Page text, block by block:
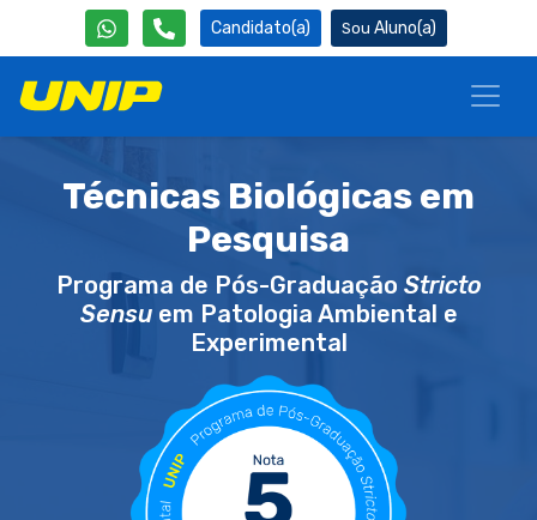
Candidato(a) Aluno(a)
Técnicas Biológicas em
Pesquisa
Programa de Pós-Graduação Stricto
Sensuem Patologia Ambiental e
Experimental